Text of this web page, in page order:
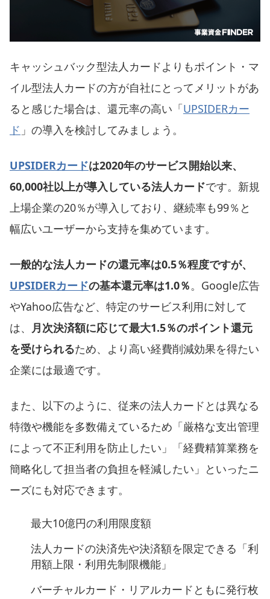
キャッシュバック型法人カードよりもポイント・マ
イル型法人カードの方が自社にとってメリットがあ
ると感じた場合は、還元率の高い「UPSIDERカー
ド 」の導入を検討してみましょう。
UPSIDERカードは2020年のサービス開始以来、
60,000社以上が導入している法人カードです。新規
上場企業の20％が導入しており、継続率も99％と
幅広いユーザーから支持を集めています。
一般的な法人カードの還元率は0.5％程度ですが、
UPSIDERカードの基本還元率は1.0％。Google広告
やYahoo広告など、特定のサービス利用に対して
は、 月次決済額に応じて最大1.5％のポイント還元
を受けられるため、より高い経費削減効果を得たい
企業には最適です。
また、以下のように、従来の法人カードとは異なる
特徴や機能を多数備えているため「厳格な支出管理
によって不正利用を防止したい」「経費精算業務を
簡略化して担当者の負担を軽減したい」といったニ
ーズにも対応できます。
最大10億円の利用限度額
法人カードの決済先や決済額を限定できる「利
用額上限・利用先制限機能」
バーチャルカード・リアルカードともに発行枚